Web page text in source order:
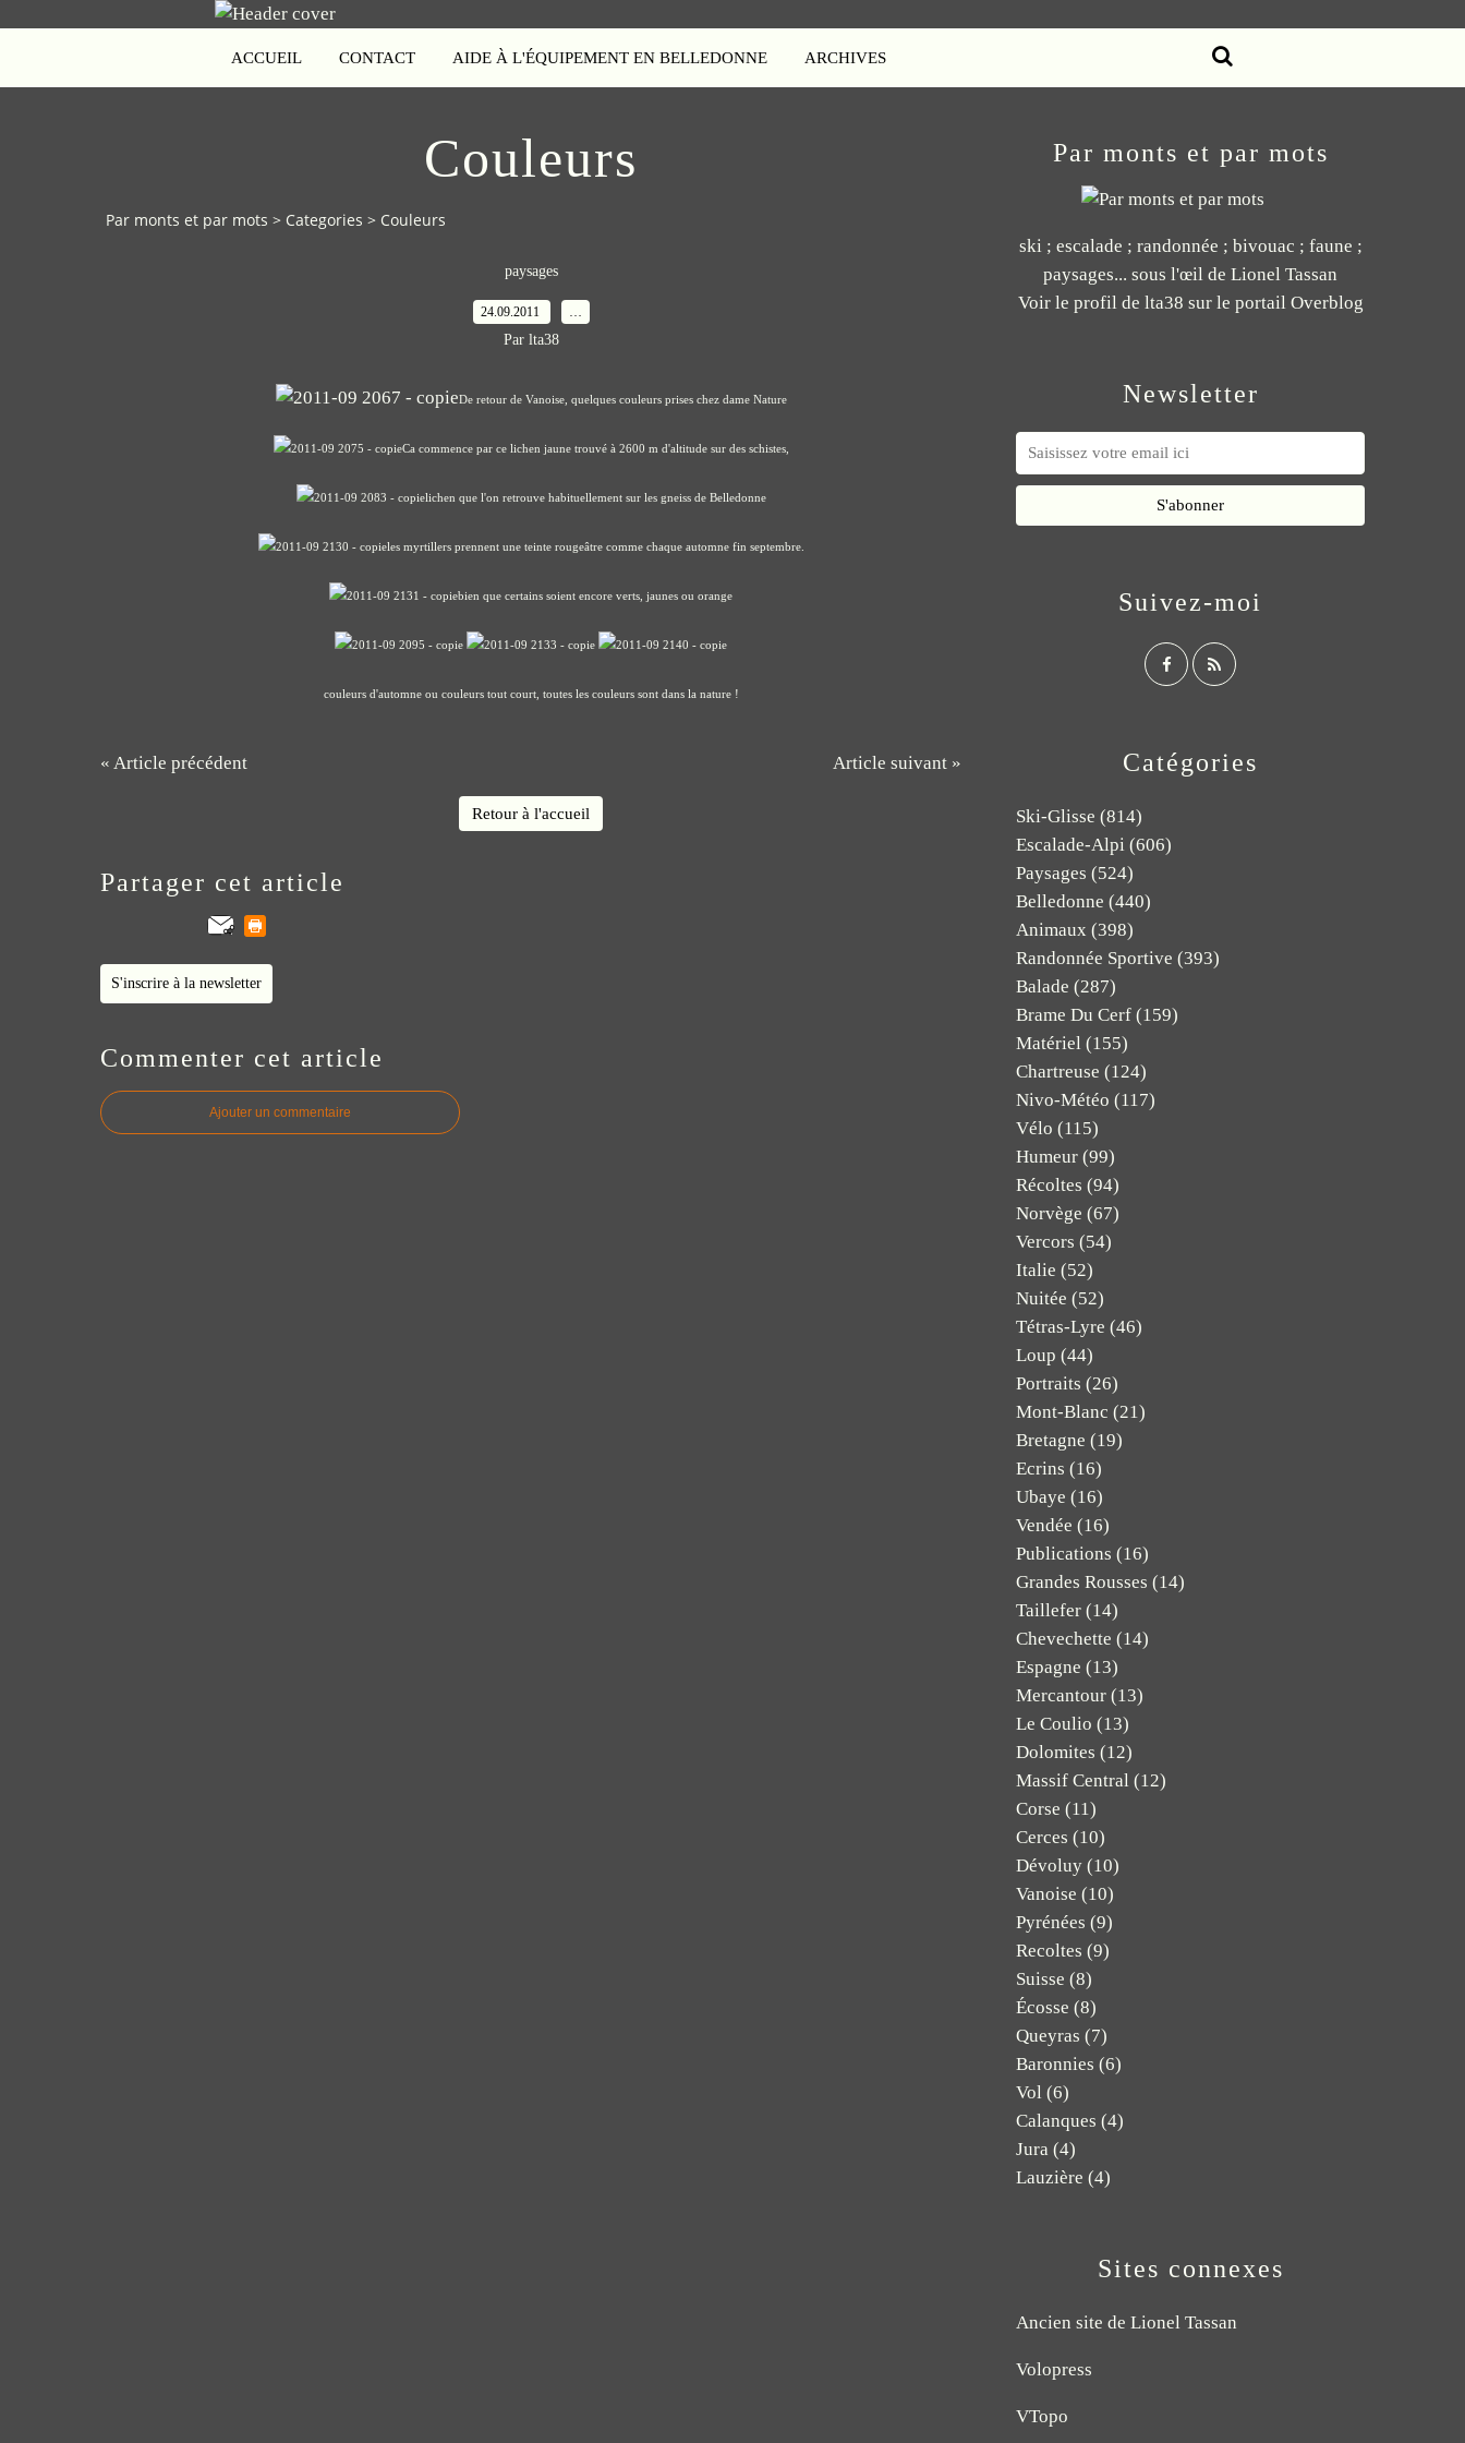
ACCUEIL CONTACT AIDE À L'ÉQUIPEMENT EN BELLEDONNE ARCHIVES
Couleurs
Par monts et par mots > Categories > Couleurs
paysages
24.09.2011
Par lta38
De retour de Vanoise, quelques couleurs prises chez dame Nature
Ca commence par ce lichen jaune trouvé à 2600 m d'altitude sur des schistes,
lichen que l'on retrouve habituellement sur les gneiss de Belledonne
les myrtillers prennent une teinte rougeâtre comme chaque automne fin septembre.
bien que certains soient encore verts, jaunes ou orange
couleurs d'automne ou couleurs tout court, toutes les couleurs sont dans la nature !
« Article précédent Article suivant »
Retour à l'accueil
Partager cet article
S'inscrire à la newsletter
Commenter cet article
Ajouter un commentaire
Newsletter
Catégories
Ski-Glisse (814)
Escalade-Alpi (606)
Paysages (524)
Belledonne (440)
Animaux (398)
Randonnée Sportive (393)
Balade (287)
Brame Du Cerf (159)
Matériel (155)
Chartreuse (124)
Nivo-Météo (117)
Vélo (115)
Humeur (99)
Récoltes (94)
Norvège (67)
Vercors (54)
Italie (52)
Nuitée (52)
Tétras-Lyre (46)
Loup (44)
Portraits (26)
Mont-Blanc (21)
Bretagne (19)
Ecrins (16)
Ubaye (16)
Vendée (16)
Publications (16)
Grandes Rousses (14)
Taillefer (14)
Chevechette (14)
Espagne (13)
Mercantour (13)
Le Coulio (13)
Dolomites (12)
Massif Central (12)
Corse (11)
Cerces (10)
Dévoluy (10)
Vanoise (10)
Pyrénées (9)
Recoltes (9)
Suisse (8)
Écosse (8)
Queyras (7)
Baronnies (6)
Vol (6)
Calanques (4)
Jura (4)
Lauzière (4)
Par monts et par mots
ski ; escalade ; randonnée ; bivouac ; faune ;
paysages... sous l'œil de Lionel Tassan
Voir le profil de lta38 sur le portail Overblog
Suivez-moi
Sites connexes
Ancien site de Lionel Tassan
Volopress
VTopo